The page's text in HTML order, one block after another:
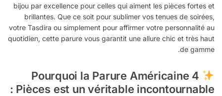
bijou par excellence pour celles qui aiment les pièces fortes et
brillantes. Que ce soit pour sublimer vos tenues de soirées,
votre Tasdira ou simplement pour affirmer votre personnalité au
quotidien, cette parure vous garantit une allure chic et très haut
de gamme.
Pourquoi la Parure Américaine 4
Pièces est un véritable incontournable :